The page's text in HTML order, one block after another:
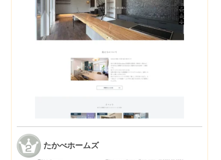
たかべホームズ